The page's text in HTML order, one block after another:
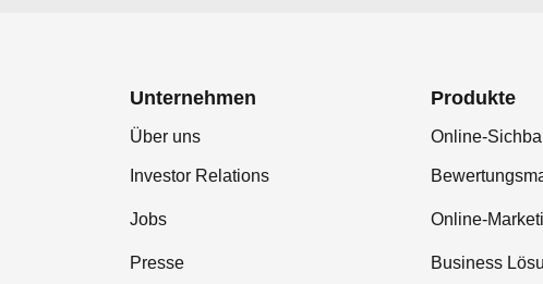
Unternehmen
Über uns
Investor Relations
Jobs
Presse
Produkte
Online-
Online-
Business